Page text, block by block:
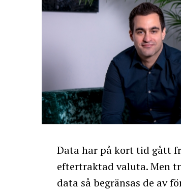
Data har på kort tid gått
eftertraktad valuta. Men
data så begränsas de av